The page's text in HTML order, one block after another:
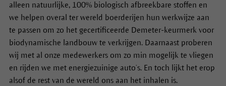
alleen natuurlijke, 100% biologisch afbreekbare stoffen en
we helpen overal ter wereld boerderijen hun werkwijze aan
te passen om zo het gecertificeerde Demeter-keurmerk voor
biodynamische landbouw te verkrijgen. Daarnaast proberen
wij met al onze medewerkers om zo min mogelijk te vliegen
en rijden we met energiezuinige auto’s. En toch lijkt het erop
alsof de rest van de wereld ons aan het inhalen is.